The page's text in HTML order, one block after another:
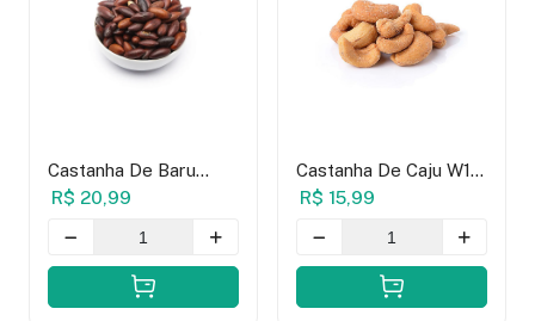
Castanha De Baru
Torrada - 100g
R$ 20,99
Castanha De Caju W1
Torrada Com Sal -
100g
R$ 15,99